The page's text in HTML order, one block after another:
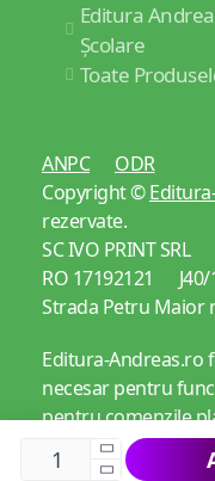
Editura
Școlare
Toate
ANPC
ODR
Copyright ©
rezervate.
SC IVO PRINT SRL
RO 17192121 J40/
Strada Petru Maior
Editura-Andreas.ro
necesar pentru
pentru comenzile